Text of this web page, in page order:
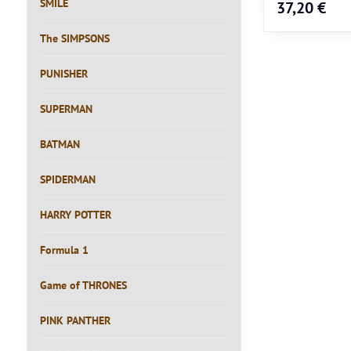
37,20 €
SMILE
The SIMPSONS
PUNISHER
SUPERMAN
BATMAN
SPIDERMAN
HARRY POTTER
Formula 1
Game of THRONES
PINK PANTHER